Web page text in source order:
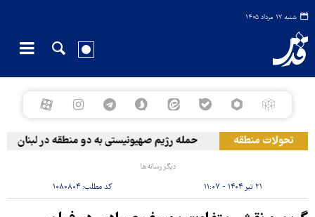
شنبه ۱۷ مرداد ۱۴۰۵
تحولات منطقه حمله رژیم صهیونیستی به دو منطقه در لبنان
دیگر رسانه‌ها
۲۱ تیر ۱۴۰۴ - ۱۱:۰۷ کد مطلب:۱۰۸۰۸۰۴